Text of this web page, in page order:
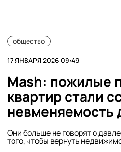
общество
17 ЯНВАРЯ 2026 09:49
Mash: пожилые
квартир стали
невменяемость
Они больше не говорят о
того, чтобы вернуть